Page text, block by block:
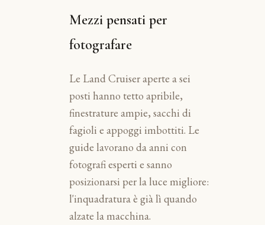
Mezzi pensati per
fotografare
Le Land Cruiser aperte a sei
posti hanno tetto apribile,
finestrature ampie, sacchi di
fagioli e appoggi imbottiti. Le
guide lavorano da anni con
fotografi esperti e sanno
posizionarsi per la luce migliore:
l'inquadratura è già lì quando
alzate la macchina.